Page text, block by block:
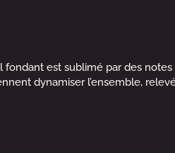
est sublimé par des
dynamiser l’ensemble,